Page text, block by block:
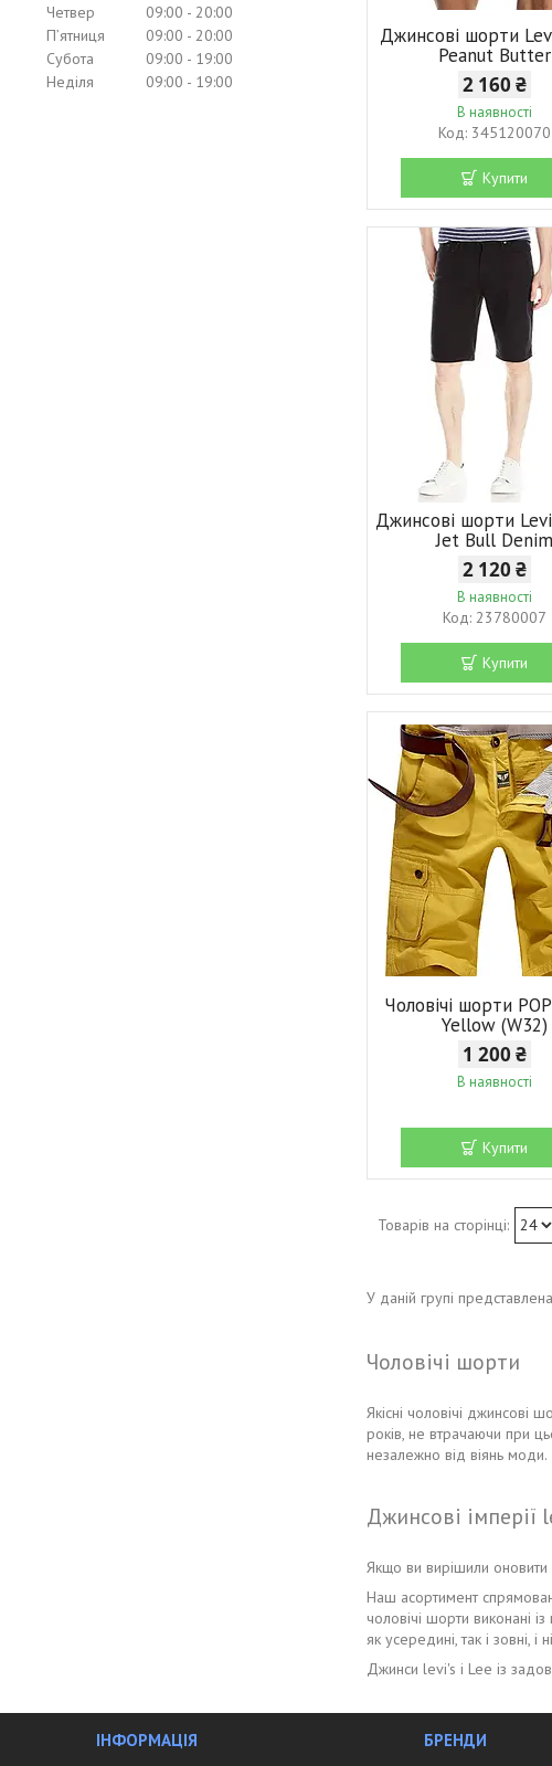
Джинсові шорти
Peanut Butter
2 160 ₴
В наявності
345120070
Купити
Джинсові шорти
Jet Bull Denim
2 120 ₴
В наявності
23780007
Купити
Чоловічі шорти
Yellow (W32)
1 200 ₴
В наявності
Купити
У даній групі
Чоловічі шорти
Якісні чоловічі джинсові
років, не втрачаючи при
незалежно від віянь моди.
Джинсові імперії
Якщо ви вирішили оновити
Наш асортимент
чоловічі шорти виконані
як усередині, так і зовні, і
Джинси levi's і Lee із
Четвер
09:00
20:00
Пʼятниця
09:00
20:00
Субота
09:00
19:00
Неділя
09:00 19:00
ІНФОРМАЦІЯ БРЕНДИ